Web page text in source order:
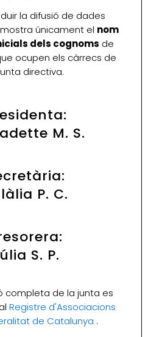
la difusió de dades
mostra únicament el nom
dels cognoms de
ocupen els càrrecs de
directiva.
M. S.
P. C.
S. P.
completa de la junta es
Registre d'Associacions
de Catalunya .